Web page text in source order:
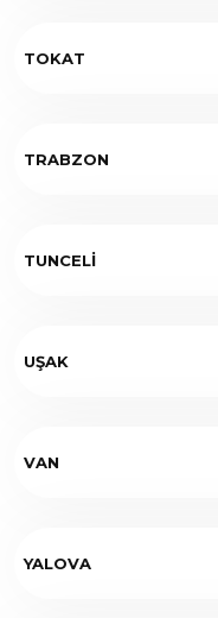
TOKAT
TRABZON
TUNCELİ
UŞAK
VAN
YALOVA